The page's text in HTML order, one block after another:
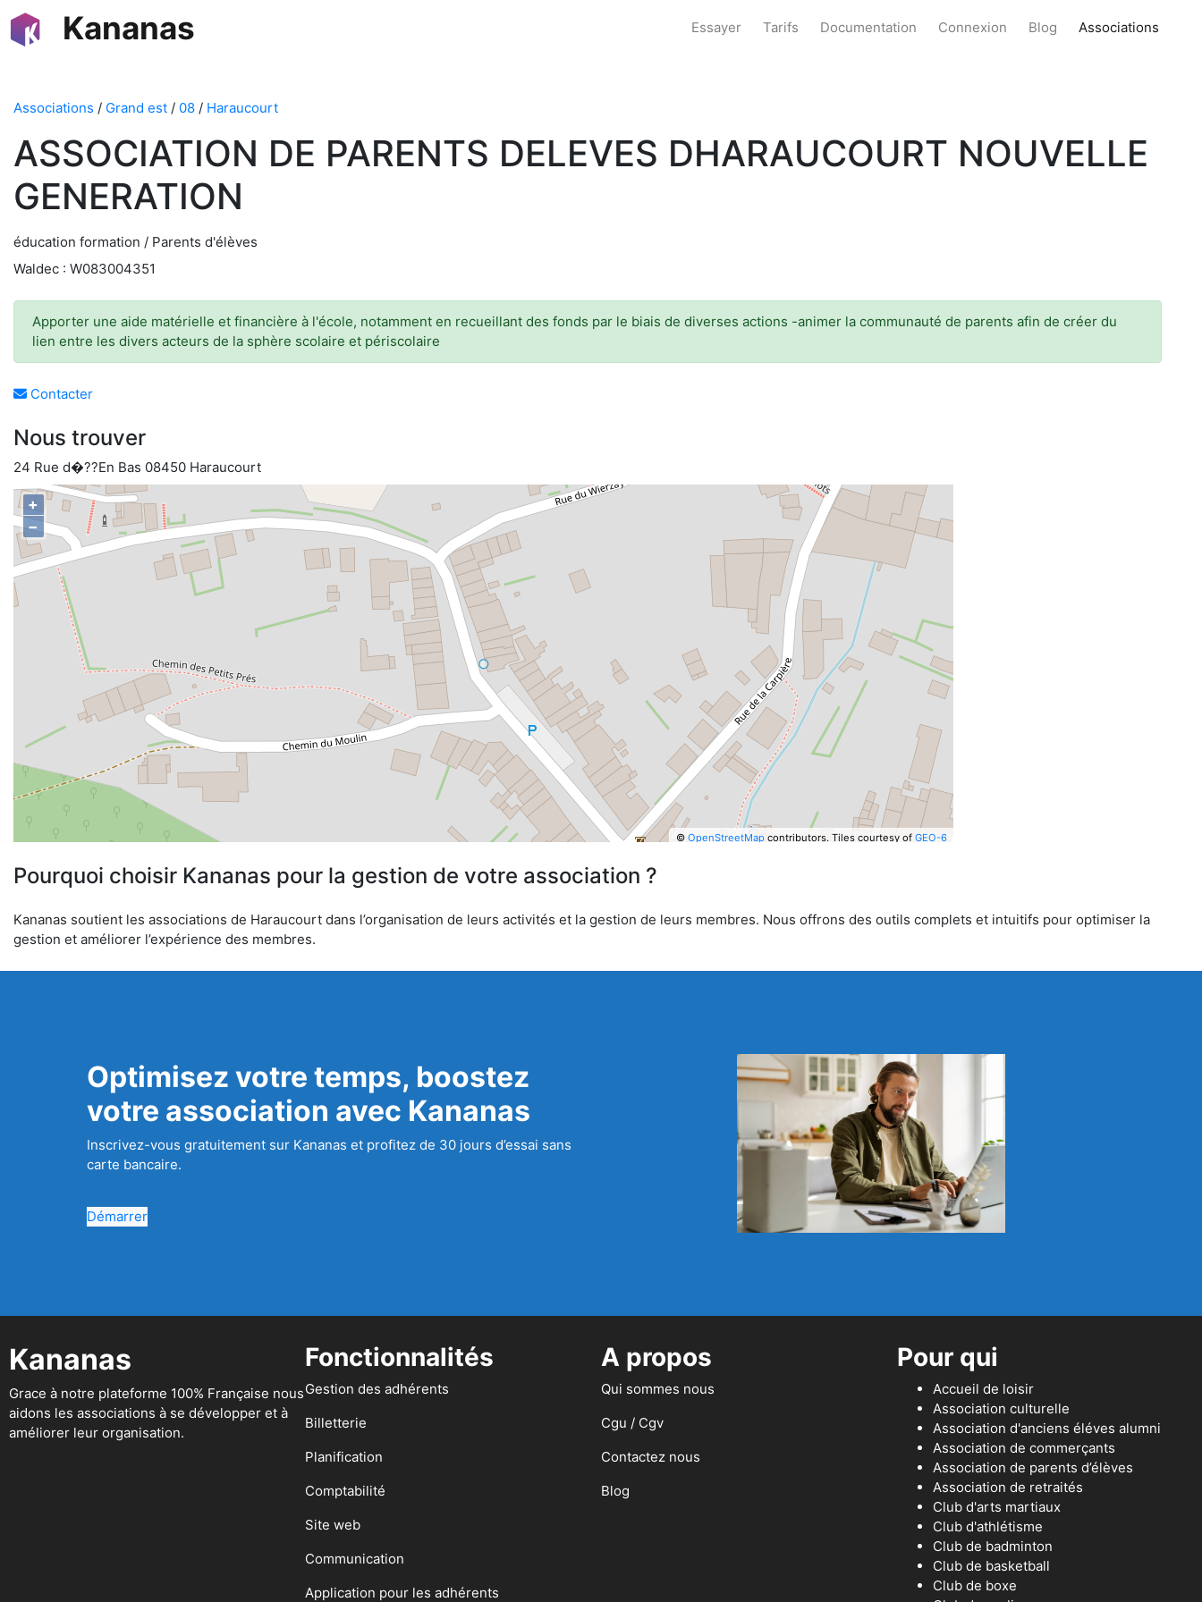
Kananas Essayer Tarifs Documentation Connexion Blog Associations
Associations / Grand est / 08 / Haraucourt
ASSOCIATION DE PARENTS DELEVES DHARAUCOURT NOUVELLE
GENERATION
éducation formation / Parents d'élèves
Waldec : W083004351
Apporter une aide matérielle et financière à l'école, notamment en recueillant des fonds par le biais de diverses actions -animer la communauté de parents afin de créer du
lien entre les divers acteurs de la sphère scolaire et périscolaire
Contacter
Nous trouver
24 Rue d�??En Bas 08450 Haraucourt
+
−
© OpenStreetMapcontributors. Tiles courtesy of GEO-6
Pourquoi choisir Kananas pour la gestion de votre association ?
Kananas soutient les associations de Haraucourt dans l’organisation de leurs activités et la gestion de leurs membres. Nous offrons des outils complets et intuitifs pour optimiser la
gestion et améliorer l’expérience des membres.
Optimisez votre temps, boostez
votre association avec Kananas
Inscrivez-vous gratuitement sur Kananas et profitez de 30 jours d’essai sans
carte bancaire.
Démarrer
Kananas
Grace à notre plateforme 100% Française nous
aidons les associations à se développer et à
améliorer leur organisation.
Fonctionnalités
Gestion des adhérents
Billetterie
Planification
Comptabilité
Site web
Communication
Application pour les adhérents
A propos
Qui sommes nous
Cgu / Cgv
Contactez nous
Blog
Pour qui
Accueil de loisir
Association culturelle
Association d'anciens éléves alumni
Association de commerçants
Association de parents d’élèves
Association de retraités
Club d'arts martiaux
Club d'athlétisme
Club de badminton
Club de basketball
Club de boxe